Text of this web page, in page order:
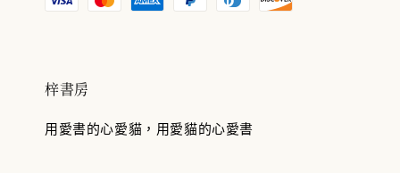
梓書房
用愛書的心愛貓，用愛貓的心愛書